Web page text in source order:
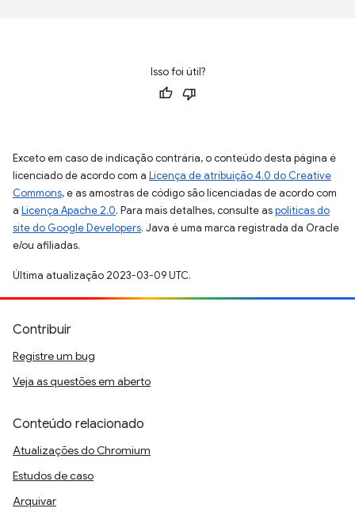
Isso foi útil?
Exceto em caso de indicação contrária, o conteúdo desta página é
licenciado de acordo com a Licença de atribuição 4.0 do Creative
Commons, e as amostras de código são licenciadas de acordo com
a Licença Apache 2.0. Para mais detalhes, consulte aspolíticas do
site do Google Developers. Java é uma marca registrada da Oracle
e/ou afiliadas.
Última atualização 2023-03-09 UTC.
Contribuir
Registre um bug
Veja as questões em aberto
Conteúdo relacionado
Atualizações do Chromium
Estudos de caso
Arquivar